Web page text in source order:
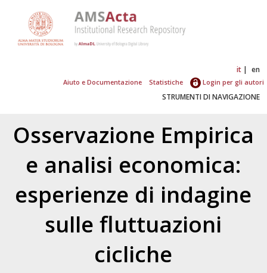
it en
Aiuto e Documentazione Statistiche Login per gli autori
STRUMENTI DI NAVIGAZIONE
Osservazione Empirica
e analisi economica:
esperienze di indagine
sulle fluttuazioni
cicliche